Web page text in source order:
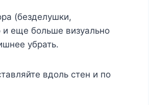
(безделушки,
и еще больше визуально
убрать.
вдоль стен и по